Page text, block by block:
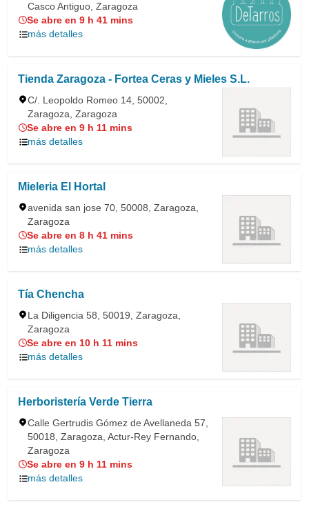
Casco Antiguo, Zaragoza
Se abre en 9 h 41 mins
más detalles
Tienda Zaragoza - Fortea Ceras y Mieles S.L.
C/. Leopoldo Romeo 14, 50002,
Zaragoza, Zaragoza
Se abre en 9 h 11 mins
más detalles
Mieleria El Hortal
avenida san jose 70, 50008, Zaragoza,
Zaragoza
Se abre en 8 h 41 mins
más detalles
Tía Chencha
La Diligencia 58, 50019, Zaragoza,
Zaragoza
Se abre en 10 h 11 mins
más detalles
Herboristería Verde Tierra
Calle Gertrudis Gómez de Avellaneda 57,
50018, Zaragoza, Actur-Rey Fernando,
Zaragoza
Se abre en 9 h 11 mins
más detalles